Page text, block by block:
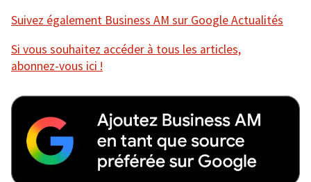
Suivez également Business AM sur Google Actualités
Si vous souhaitez accéder à tous les articles,
abonnez-vous ici !